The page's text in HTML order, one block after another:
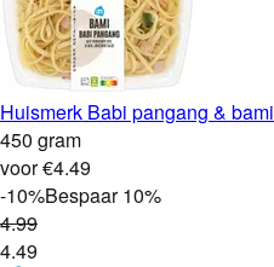
Huismerk Babi pangang & bami
450 gram
voor €4.49
-10%Bespaar10%
4.99
4.49